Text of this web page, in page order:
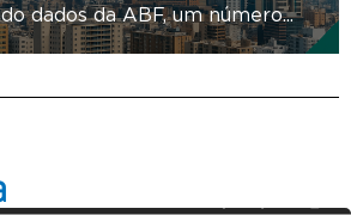
dados da ABF, um número...